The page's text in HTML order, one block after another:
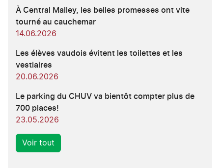
À Central Malley, les belles promesses ont vite
tourné au cauchemar
14.06.2026
Les élèves vaudois évitent les toilettes et les
vestiaires
20.06.2026
Le parking du CHUV va bientôt compter plus de
700 places!
23.05.2026
Voir tout